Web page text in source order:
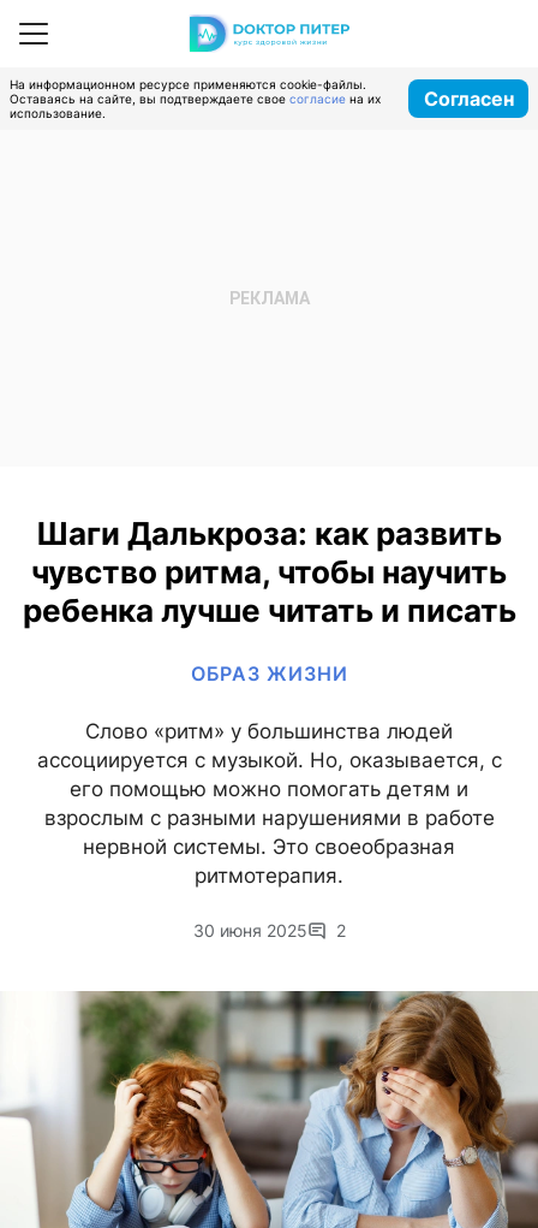
На информационном ресурсе применяются cookie-файлы.
Оставаясь на сайте, вы подтверждаете свое согласие на их
использование.
Согласен
Шаги Далькроза: как развить
чувство ритма, чтобы научить
ребенка лучше читать и писать
ОБРАЗ ЖИЗНИ
Слово «ритм» у большинства людей
ассоциируется с музыкой. Но, оказывается, с
его помощью можно помогать детям и
взрослым с разными нарушениями в работе
нервной системы. Это своеобразная
ритмотерапия.
30 июня 2025 2